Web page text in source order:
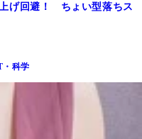
げ回避！ ちょい型落ちス
科学